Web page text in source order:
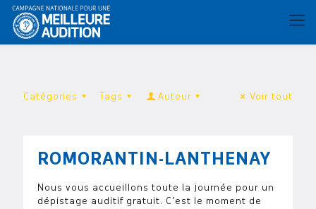
Catégories Tags Auteur Voir tout
ROMORANTIN-LANTHENAY
Nous vous accueillons toute la journée pour un
dépistage auditif gratuit. C’est le moment de